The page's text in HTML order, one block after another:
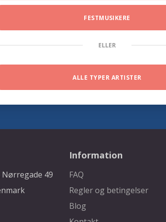
FESTMUSIKERE
ELLER
ALLE TYPER ARTISTER
Nørregade 49
Information
FAQ
Regler og betingelser
Blog